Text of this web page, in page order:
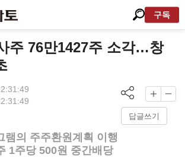
구독
주 76만1427주 소각…창
답글쓰기
램의 주주환원계획 이행
1주당 500원 중간배당